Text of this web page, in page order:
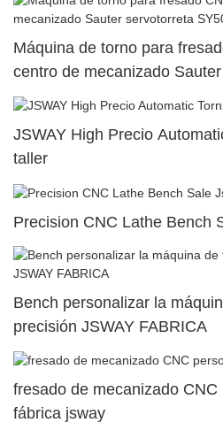
Máquina de torno para
centro de mecanizado
SY500/S500/SY300/S30012
JSWAY High Precio
taller
Precision CNC Lathe Bench
Bench personalizar la
precisión JSWAY FABRICA
fresado de mecanizado
fábrica jsway